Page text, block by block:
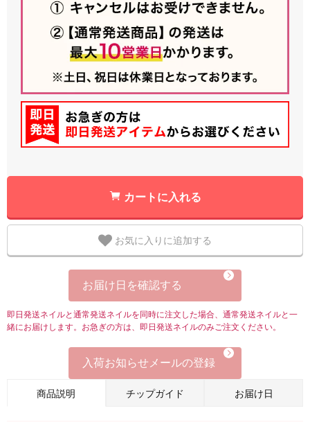
カートに入れる
お気に入りに追加する
お届け日を確認する
即日発送ネイルと通常発送ネイルを同時に注文した場合、通常発送ネイルと一
緒にお届けします。お急ぎの方は、即日発送ネイルのみご注文ください。
入荷お知らせメールの登録
商品説明 チップガイド お届け日